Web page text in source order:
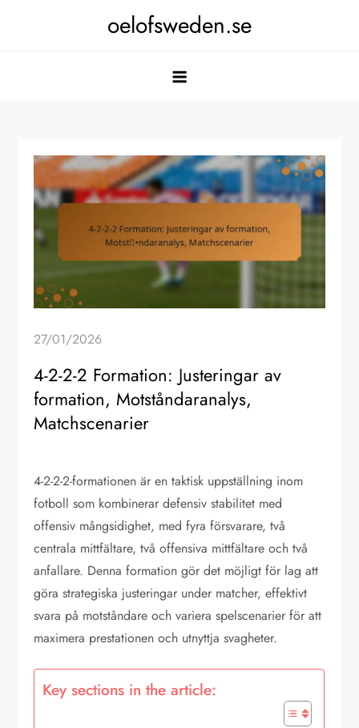
oelofsweden.se
27/01/2026
4-2-2-2 Formation: Justeringar av
formation, Motståndaranalys,
Matchscenarier
4-2-2-2-formationen är en taktisk uppställning inom
fotboll som kombinerar defensiv stabilitet med
offensiv mångsidighet, med fyra försvarare, två
centrala mittfältare, två offensiva mittfältare och två
anfallare. Denna formation gör det möjligt för lag att
göra strategiska justeringar under matcher, effektivt
svara på motståndare och variera spelscenarier för att
maximera prestationen och utnyttja svagheter.
Key sections in the article: